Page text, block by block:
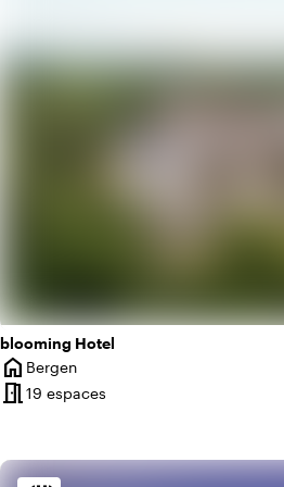
blooming Hotel
home
Ville
Bergen
meeting_room19 espaces